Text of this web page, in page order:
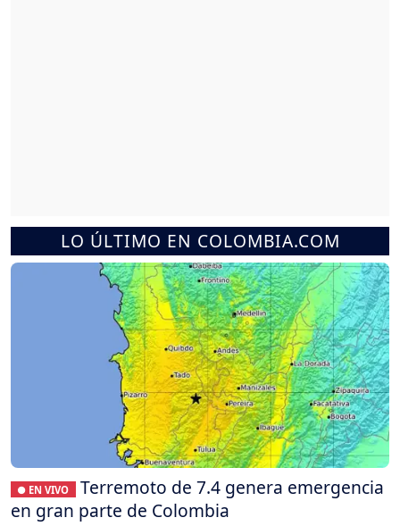
LO ÚLTIMO EN COLOMBIA.COM
● EN VIVO
Terremoto de 7.4 genera emergencia
en gran parte de Colombia